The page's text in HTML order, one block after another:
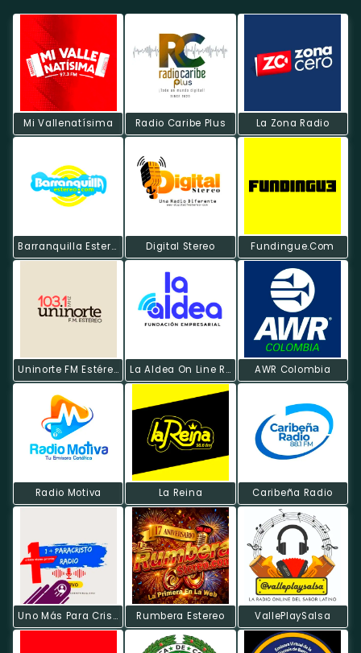
Mi Vallenatísima Radio Caribe Plus La Zona Radio
Barranquilla Estereo Digital Stereo Fundingue.com
Uninorte FM Estéreo La Aldea On Line Radio AWR Colombia
Radio Motiva La Reina Caribeña Radio
Uno Más Para Cristo Radio Rumbera Estereo VallePlaySalsa